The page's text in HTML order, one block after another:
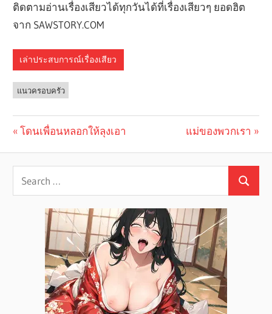
ติดตามอ่านเรื่องเสียวได้ทุกวันได้ที่เรื่องเสียวๆ ยอดฮิต
จาก SAWSTORY.COM
เล่าประสบการณ์เรื่องเสียว
แนวครอบครัว
navigation
Previous
โดนเพื่อนหลอกให้ลุงเอา
Next
แม่ของพวกเรา